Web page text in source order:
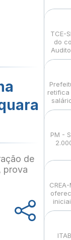
de
prova
TCE-
do
retifica
PM -